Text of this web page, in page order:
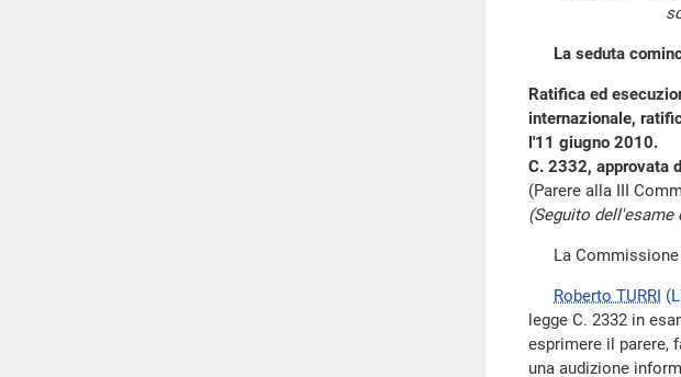
La seduta
Ratifica ed
internazionale,
l'11 giugno 2010.
C. 2332, approvata
(Parere alla III
(Seguito dell'esame
La Commissione
Roberto TURRI
legge C. 2332 in
esprimere il parere,
una audizione